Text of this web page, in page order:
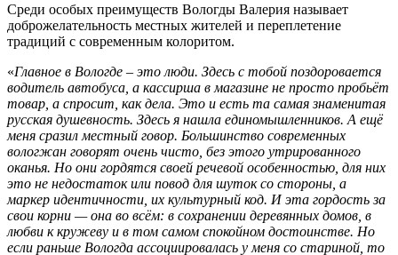
Среди особых преимуществ Вологды Валерия называет
доброжелательность местных жителей и переплетение
традиций с современным колоритом.
«Главное в Вологде – это люди. Здесь с тобой поздоровается
водитель автобуса, а кассирша в магазине не просто пробьёт
товар, а спросит, как дела. Это и есть та самая знаменитая
русская душевность. Здесь я нашла единомышленников. А ещё
меня сразил местный говор. Большинство современных
вологжан говорят очень чисто, без этого утрированного
оканья. Но они гордятся своей речевой особенностью, для них
это не недостаток или повод для шуток со стороны, а
маркер идентичности, их культурный код. И эта гордость за
свои корни — она во всём: в сохранении деревянных домов, в
любви к кружеву и в том самом спокойном достоинстве. Но
если раньше Вологда ассоциировалась у меня со стариной, то